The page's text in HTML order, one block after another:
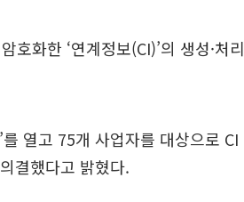
화한 ‘연계정보(CI)’의 생성·처리
열고 75개 사업자를 대상으로 CI
결했다고 밝혔다.